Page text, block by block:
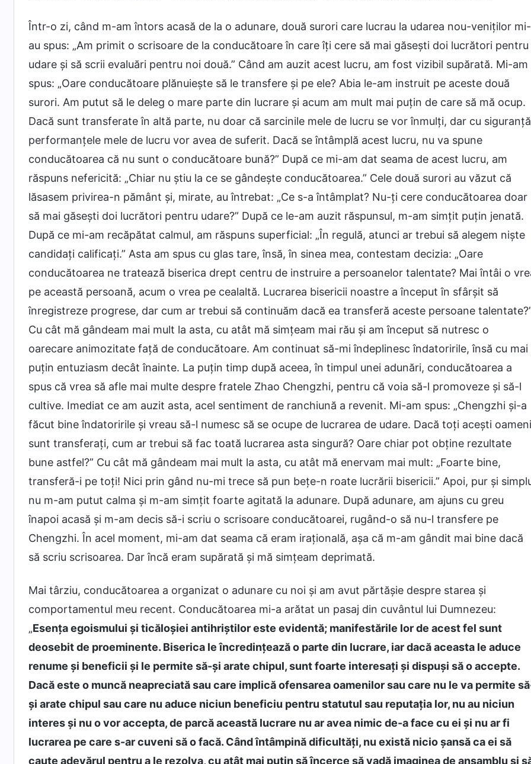
Într-o zi, când m-am întors acasă de la o adunare, două surori care lucrau la udarea nou-veniților mi-
au spus: „Am primit o scrisoare de la conducătoare în care îți cere să mai găsești doi lucrători pentru
udare și să scrii evaluări pentru noi două.” Când am auzit acest lucru, am fost vizibil supărată. Mi-am
spus: „Oare conducătoare plănuiește să le transfere și pe ele? Abia le-am instruit pe aceste două
surori. Am putut să le deleg o mare parte din lucrare și acum am mult mai puțin de care să mă ocup.
Dacă sunt transferate în altă parte, nu doar că sarcinile mele de lucru se vor înmulți, dar cu siguranță
performanțele mele de lucru vor avea de suferit. Dacă se întâmplă acest lucru, nu va spune
conducătoarea că nu sunt o conducătoare bună?” După ce mi-am dat seama de acest lucru, am
răspuns nefericită: „Chiar nu știu la ce se gândește conducătoarea.” Cele două surori au văzut că
lăsasem privirea-n pământ și, mirate, au întrebat: „Ce s-a întâmplat? Nu-ți cere conducătoarea doar
să mai găsești doi lucrători pentru udare?” După ce le-am auzit răspunsul, m-am simțit puțin jenată.
După ce mi-am recăpătat calmul, am răspuns superficial: „În regulă, atunci ar trebui să alegem niște
candidați calificați.” Asta am spus cu glas tare, însă, în sinea mea, contestam decizia: „Oare
conducătoarea ne tratează biserica drept centru de instruire a persoanelor talentate? Mai întâi o
pe această persoană, acum o vrea pe cealaltă. Lucrarea bisericii noastre a început în sfârșit să
înregistreze progrese, dar cum ar trebui să continuăm dacă ea transferă aceste persoane
Cu cât mă gândeam mai mult la asta, cu atât mă simțeam mai rău și am început să nutresc o
oarecare animozitate față de conducătoare. Am continuat să-mi îndeplinesc îndatoririle, însă cu mai
puțin entuziasm decât înainte. La puțin timp după aceea, în timpul unei adunări, conducătoarea a
spus că vrea să afle mai multe despre fratele Zhao Chengzhi, pentru că voia să-l promoveze și să-l
cultive. Imediat ce am auzit asta, acel sentiment de ranchiună a revenit. Mi-am spus: „Chengzhi și-a
făcut bine îndatoririle și vreau să-l numesc să se ocupe de lucrarea de udare. Dacă toți acești oameni
sunt transferați, cum ar trebui să fac toată lucrarea asta singură? Oare chiar pot obține rezultate
bune astfel?” Cu cât mă gândeam mai mult la asta, cu atât mă enervam mai mult: „Foarte bine,
transferă-i pe toți! Nici prin gând nu-mi trece să pun bețe-n roate lucrării bisericii.” Apoi, pur și
nu m-am putut calma și m-am simțit foarte agitată la adunare. După adunare, am ajuns cu greu
înapoi acasă și m-am decis să-i scriu o scrisoare conducătoarei, rugând-o să nu-l transfere pe
Chengzhi. În acel moment, mi-am dat seama că eram irațională, așa că m-am gândit mai bine dacă
să scriu scrisoarea. Dar încă eram supărată și mă simțeam deprimată.
Mai târziu, conducătoarea a organizat o adunare cu noi și am avut părtășie despre starea și
comportamentul meu recent. Conducătoarea mi-a arătat un pasaj din cuvântul lui Dumnezeu:
„Esența egoismului și ticăloșiei antihriștilor este evidentă; manifestările lor de acest fel sunt
deosebit de proeminente. Biserica le încredințează o parte din lucrare, iar dacă aceasta le aduce
renume și beneficii și le permite să-și arate chipul, sunt foarte interesați și dispuși să o accepte.
Dacă este o muncă neapreciată sau care implică ofensarea oamenilor sau care nu le va permite
și arate chipul sau care nu aduce niciun beneficiu pentru statutul sau reputația lor, nu au niciun
interes și nu o vor accepta, de parcă această lucrare nu ar avea nimic de-a face cu ei și nu ar fi
lucrarea pe care s-ar cuveni să o facă. Când întâmpină dificultăți, nu există nicio șansă ca ei să
caute adevărul pentru a le rezolva, cu atât mai puțin să încerce să vadă imaginea de ansamblu și